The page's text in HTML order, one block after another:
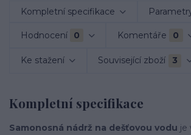
Kompletní specifikace
Hodnocení 0 Komentáře 0
Ke stažení Související zboží 3
Kompletní specifikace
Samonosná nádrž na dešťovou vodu je